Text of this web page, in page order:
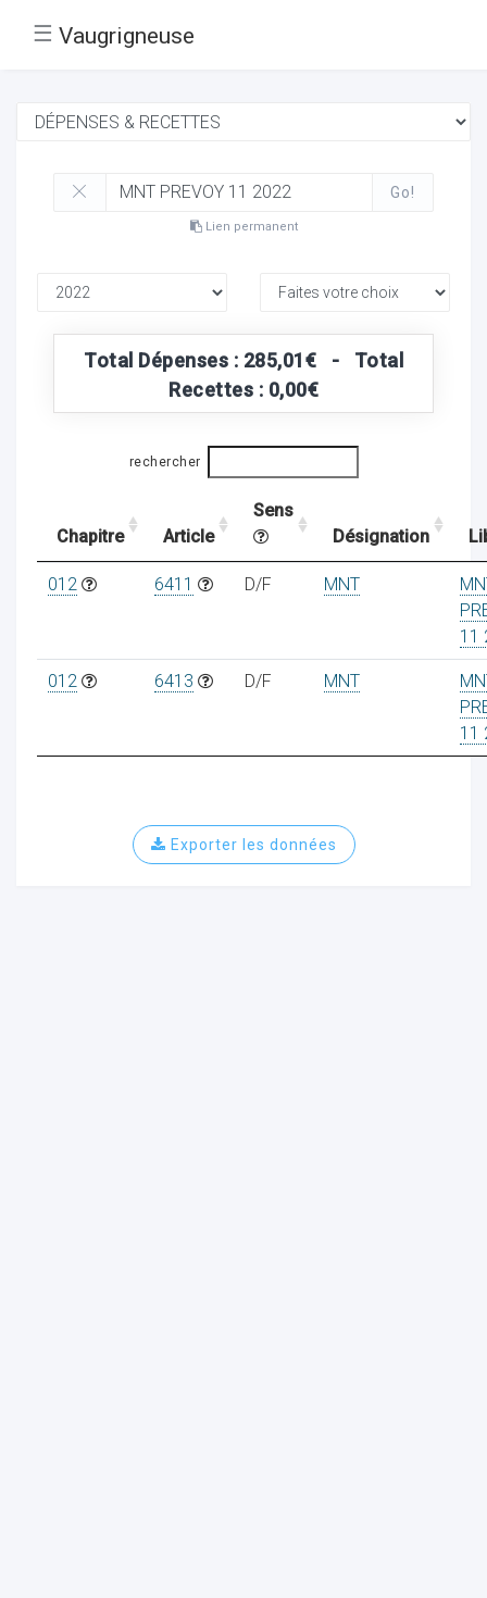
☰ Vaugrigneuse
Go!
Lien permanent
Total Dépenses : 285,01€ - Total
Recettes : 0,00€
rechercher
Chapitre Article
Sens
Désignation
012 6411 D/F MNT
11
012 6413 D/F MNT
11
Exporter les données